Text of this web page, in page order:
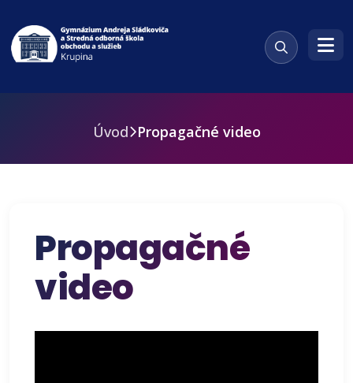
Úvod Propagačné video
Propagačné
video